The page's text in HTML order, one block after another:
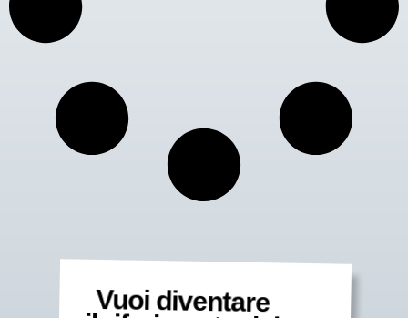
Vuoi diventare